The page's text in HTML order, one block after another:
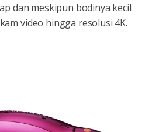
dan meskipun bodinya kecil
video hingga resolusi 4K.